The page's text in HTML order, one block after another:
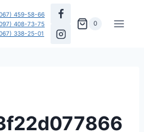
459-58-66
408-73-75
338-25-01
0